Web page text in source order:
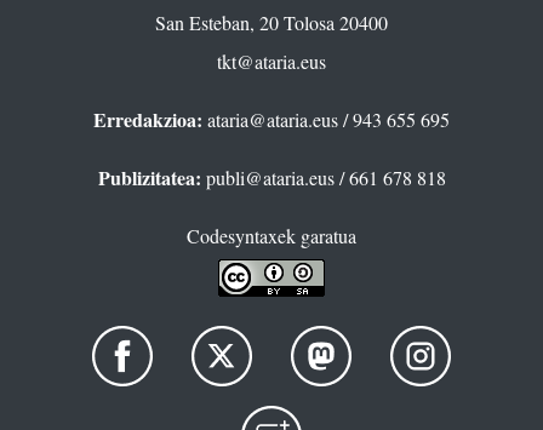
San Esteban, 20 Tolosa 20400
tkt@ataria.eus
Erredakzioa: ataria@ataria.eus/ 943 655 695
Publizitatea: publi@ataria.eus/ 661 678 818
Codesyntaxek garatua